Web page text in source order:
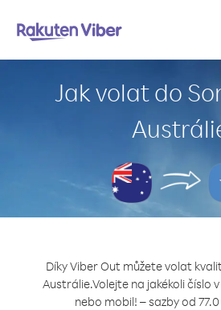
Jak volat do
Díky Viber Out můžete volat
Austrálie.Volejte na jakékoli číslo
nebo mobil! – sazby od